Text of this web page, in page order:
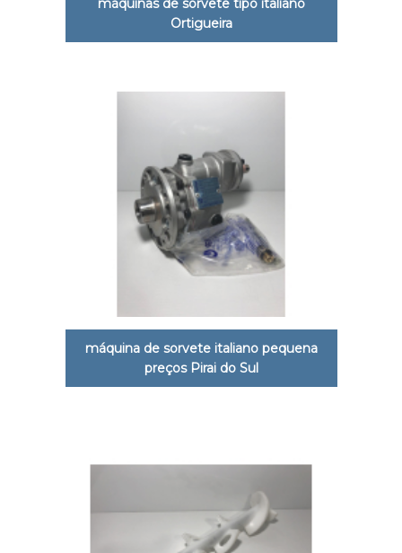
máquinas de sorvete tipo italiano
Ortigueira
máquina de sorvete italiano pequena
preços Pirai do Sul